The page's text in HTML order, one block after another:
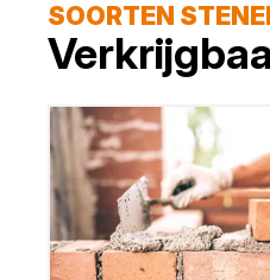
SOORTEN